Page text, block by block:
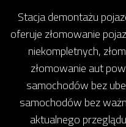
Stacja demontażu
oferuje złomowanie
niekompletnych,
złomowanie aut
samochodów bez
samochodów bez
aktualnego